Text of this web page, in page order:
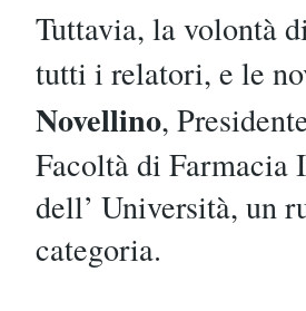
Tuttavia, la volontà
tutti i relatori, e le
Novellino,
Facoltà di Farmacia
dell’ Università, un
categoria.